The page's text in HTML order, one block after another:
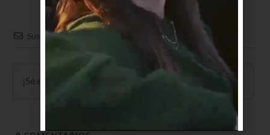
Suscribir